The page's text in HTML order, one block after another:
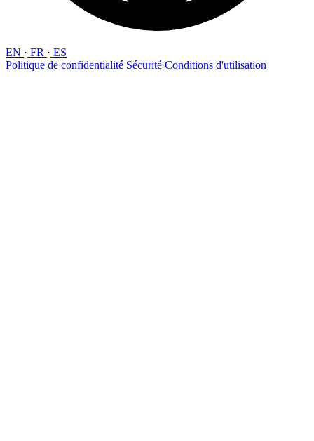
EN · FR · ES
Politique de confidentialité Sécurité Conditions d'utilisation